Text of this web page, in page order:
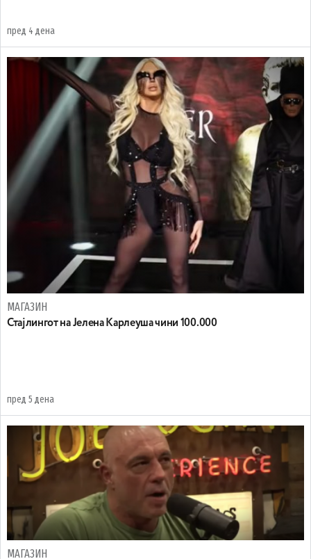
пред 4 дена
МАГАЗИН
Стајлингот на Јелена Карлеуша чини 100.000
пред 5 дена
МАГАЗИН